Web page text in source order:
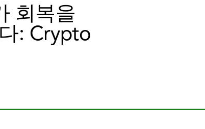
회복을
: Crypto